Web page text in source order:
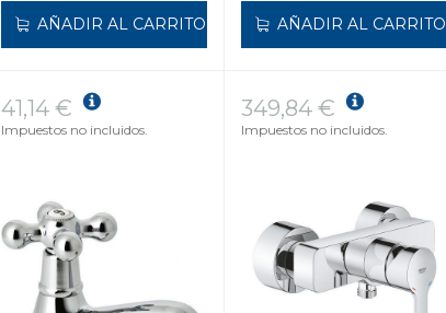
AÑADIR AL CARRITO AÑADIR AL CARRITO
41,14 €
Impuestos no incluidos.
349,84 €
Impuestos no incluidos.